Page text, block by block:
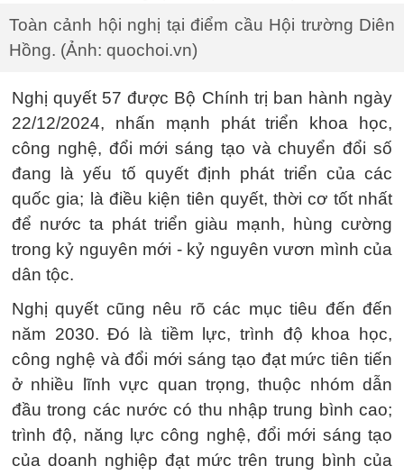
Toàn cảnh hội nghị tại điểm cầu Hội trường Diên
Hồng. (Ảnh: quochoi.vn)
Nghị quyết 57 được Bộ Chính trị ban hành ngày
22/12/2024, nhấn mạnh phát triển khoa học,
công nghệ, đổi mới sáng tạo và chuyển đổi số
đang là yếu tố quyết định phát triển của các
quốc gia; là điều kiện tiên quyết, thời cơ tốt nhất
để nước ta phát triển giàu mạnh, hùng cường
trong kỷ nguyên mới - kỷ nguyên vươn mình của
dân tộc.
Nghị quyết cũng nêu rõ các mục tiêu đến đến
năm 2030. Đó là tiềm lực, trình độ khoa học,
công nghệ và đổi mới sáng tạo đạt mức tiên tiến
ở nhiều lĩnh vực quan trọng, thuộc nhóm dẫn
đầu trong các nước có thu nhập trung bình cao;
trình độ, năng lực công nghệ, đổi mới sáng tạo
của doanh nghiệp đạt mức trên trung bình của